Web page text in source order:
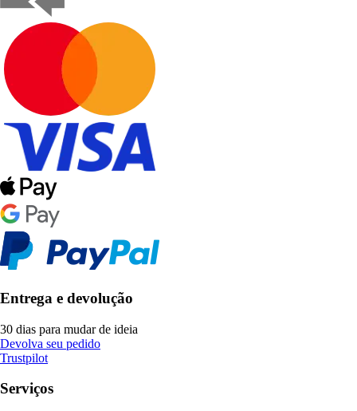
Entrega e devolução
30 dias para mudar de ideia
Devolva seu pedido
Trustpilot
Serviços